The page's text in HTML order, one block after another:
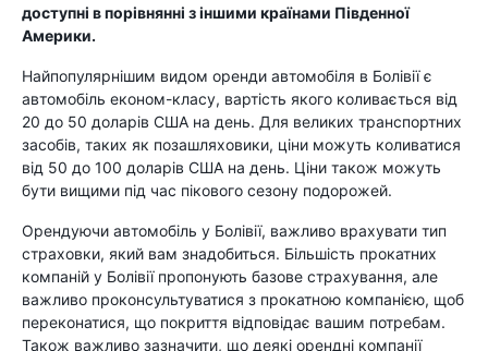
доступні в порівнянні з іншими країнами Південної
Америки.
Найпопулярнішим видом оренди автомобіля в Болівії є
автомобіль економ-класу, вартість якого коливається від
20 до 50 доларів США на день. Для великих транспортних
засобів, таких як позашляховики, ціни можуть коливатися
від 50 до 100 доларів США на день. Ціни також можуть
бути вищими під час пікового сезону подорожей.
Орендуючи автомобіль у Болівії, важливо врахувати тип
страховки, який вам знадобиться. Більшість прокатних
компаній у Болівії пропонують базове страхування, але
важливо проконсультуватися з прокатною компанією, щоб
переконатися, що покриття відповідає вашим потребам.
Також важливо зазначити, що деякі орендні компанії